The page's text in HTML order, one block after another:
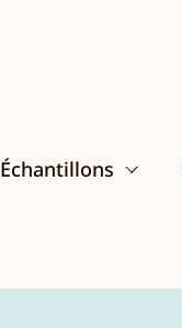
Échantillons